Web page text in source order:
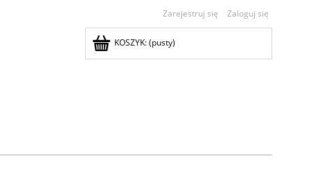
Zarejestruj się Zaloguj się
KOSZYK:(pusty)